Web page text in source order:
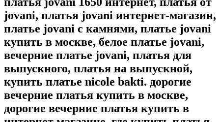
jovani, платья jovani интернет-магазин,
платье jovani с камнями, платье jovani
купить в москве, белое платье jovani,
вечерние платье jovani, платья для
выпускного, платья на выпускной,
купить платье nicole bakti. дорогие
вечерние платья купить в москве,
дорогие вечерние платья купить в